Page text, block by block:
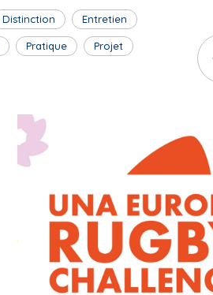
Distinction Entretien
Pratique Projet